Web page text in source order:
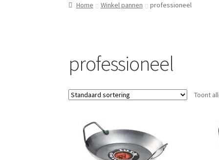
Home Winkel pannen professioneel
professioneel
Toont